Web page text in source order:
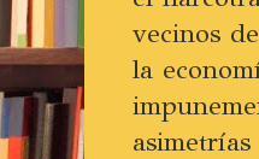
vecinos
la